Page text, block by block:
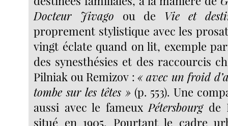
Docteur Jivago ou de Vie et
proprement stylistique avec les
vingt éclate quand on lit, exemple
des synesthésies et des raccourcis
Pilniak ou Remizov : « avec un froid
tombe sur les têtes »(p. 553). Une
aussi avec le fameux Pétersbourgde
situé en 1905. Pourtant le cadre